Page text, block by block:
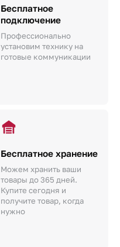
Бесплатное
подключение
Профессионально
установим технику на
готовые коммуникации
Бесплатное хранение
Можем хранить ваши
товары до 365 дней.
Купите сегодня и
получите товар, когда
нужно